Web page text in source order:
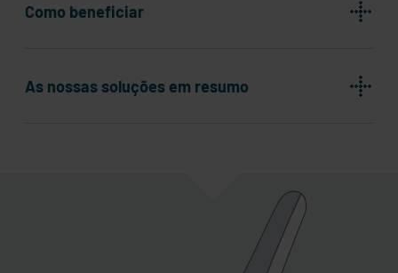
Como beneficiar
As nossas soluções em resumo